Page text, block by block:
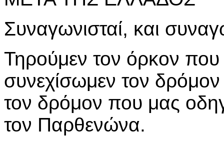
Συναγωνισταί, και
Τηρούμεν τον όρκον
συνεχίσωμεν τον δρόμον
τον δρόμον που μας
τον Παρθενώνα.